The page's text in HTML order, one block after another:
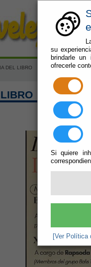
su
brindarle
ofrecerle
Si quiere
[Ver Política
DEL LIBRO